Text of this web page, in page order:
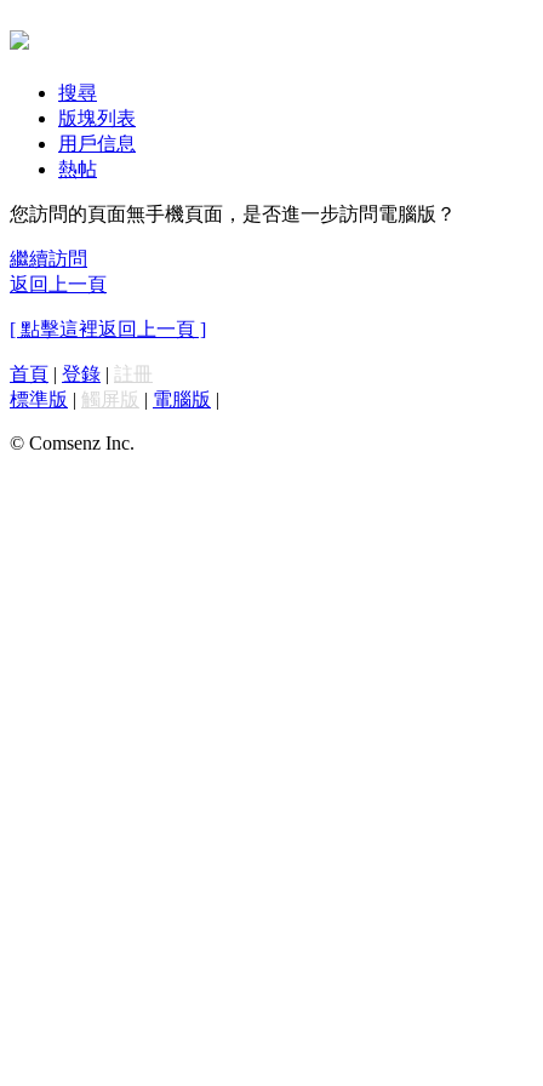
搜尋
版塊列表
用戶信息
熱帖
您訪問的頁面無手機頁面，是否進一步訪問電腦版？
繼續訪問
返回上一頁
[ 點擊這裡返回上一頁 ]
首頁 | 登錄 | 註冊
標準版 | 觸屏版 | 電腦版 |
© Comsenz Inc.